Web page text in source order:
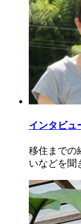
インタビュ
移住までの
いなどを聞